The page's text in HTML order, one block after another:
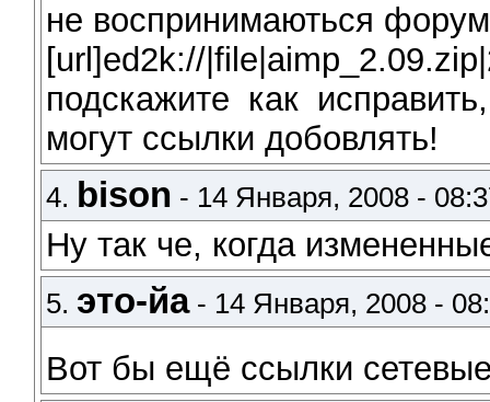
не воспринимаються
[url]ed2k://
подскажите как
могут ссылки добовлять!
4. bison - 14 Января, 2008 -
Ну так че, когда
5. это-йа- 14 Января, 2008 -
Вот бы ещё ссылки